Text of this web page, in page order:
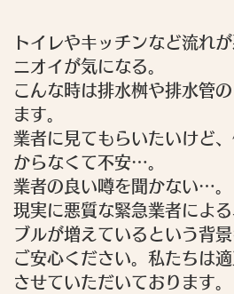
トイレやキッチンなど流れ
ニオイが気になる。
こんな時は排水桝や排水管
ます。
業者に見てもらいたいけど
からなくて不安…。
業者の良い噂を聞かない…
現実に悪質な緊急業者によ
ブルが増えているという背景
ご安心ください。私たちは
させていただいております。